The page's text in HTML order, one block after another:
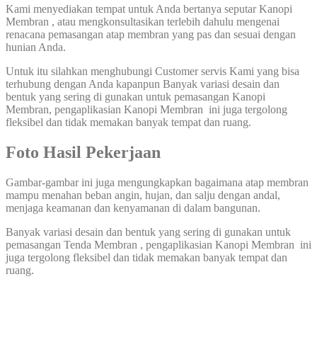
Kami menyediakan tempat untuk Anda bertanya seputar Kanopi
Membran , atau mengkonsultasikan terlebih dahulu mengenai
renacana pemasangan atap membran yang pas dan sesuai dengan
hunian Anda.
Untuk itu silahkan menghubungi Customer servis Kami yang bisa
terhubung dengan Anda kapanpun Banyak variasi desain dan
bentuk yang sering di gunakan untuk pemasangan Kanopi
Membran, pengaplikasian Kanopi Membran ini juga tergolong
fleksibel dan tidak memakan banyak tempat dan ruang.
Foto Hasil Pekerjaan
Gambar-gambar ini juga mengungkapkan bagaimana atap membran
mampu menahan beban angin, hujan, dan salju dengan andal,
menjaga keamanan dan kenyamanan di dalam bangunan.
Banyak variasi desain dan bentuk yang sering di gunakan untuk
pemasangan Tenda Membran , pengaplikasian Kanopi Membran ini
juga tergolong fleksibel dan tidak memakan banyak tempat dan
ruang.